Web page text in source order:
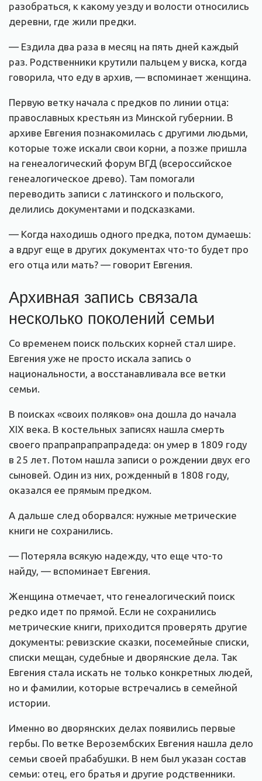
разобраться, к какому уезду и волости относились
деревни, где жили предки.
— Ездила два раза в месяц на пять дней каждый
раз. Родственники крутили пальцем у виска, когда
говорила, что еду в архив, — вспоминает женщина.
Первую ветку начала с предков по линии отца:
православных крестьян из Минской губернии. В
архиве Евгения познакомилась с другими людьми,
которые тоже искали свои корни, а позже пришла
на генеалогический форум ВГД (всероссийское
генеалогическое древо). Там помогали
переводить записи с латинского и польского,
делились документами и подсказками.
— Когда находишь одного предка, потом думаешь:
а вдруг еще в других документах что-то будет про
его отца или мать? — говорит Евгения.
Архивная запись связала
несколько поколений семьи
Со временем поиск польских корней стал шире.
Евгения уже не просто искала запись о
национальности, а восстанавливала все ветки
семьи.
В поисках «своих поляков» она дошла до начала
XIX века. В костельных записях нашла смерть
своего прапрапрапрапрадеда: он умер в 1809 году
в 25 лет. Потом нашла записи о рождении двух его
сыновей. Один из них, рожденный в 1808 году,
оказался ее прямым предком.
А дальше след оборвался: нужные метрические
книги не сохранились.
— Потеряла всякую надежду, что еще что-то
найду, — вспоминает Евгения.
Женщина отмечает, что генеалогический поиск
редко идет по прямой. Если не сохранились
метрические книги, приходится проверять другие
документы: ревизские сказки, посемейные списки,
списки мещан, судебные и дворянские дела. Так
Евгения стала искать не только конкретных людей,
но и фамилии, которые встречались в семейной
истории.
Именно во дворянских делах появились первые
гербы. По ветке Верозембских Евгения нашла дело
семьи своей прабабушки. В нем был указан состав
семьи: отец, его братья и другие родственники.